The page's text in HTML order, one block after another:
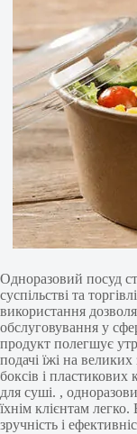
Одноразовий посуд
суспільстві та
використання
обслуговування у
продукт полегшує
подачі їжі на
боксів і пластикових
для суші. ,
їхнім клієнтам
зручність і